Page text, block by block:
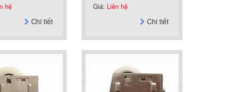
hệ
Chi tiết
Giá: Liên hệ
Chi tiết